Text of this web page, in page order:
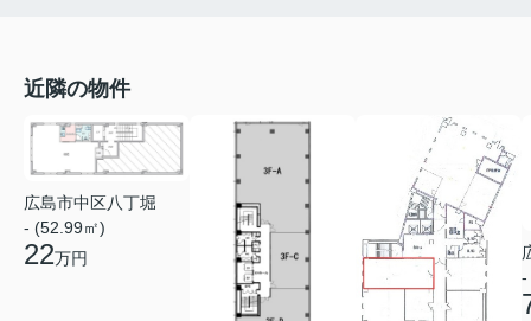
近隣の物件
広島市中区八丁堀
- (52.99㎡)
22万円
-